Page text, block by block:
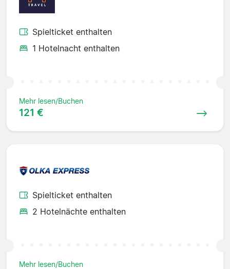
Spielticket enthalten
1 Hotelnacht enthalten
Mehr lesen/Buchen
121 €
Spielticket enthalten
2 Hotelnächte enthalten
Mehr lesen/Buchen